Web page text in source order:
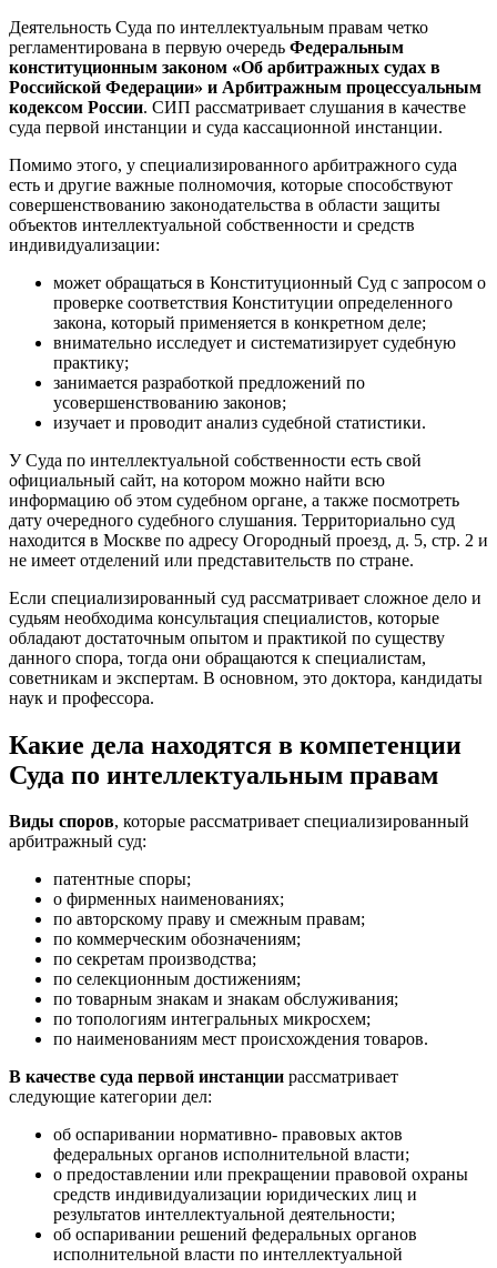
Деятельность Суда по интеллектуальным правам четко
регламентирована в первую очередь Федеральным
конституционным законом «Об арбитражных судах в
Российской Федерации» и Арбитражным процессуальным
кодексом России. СИП рассматривает слушания в качестве
суда первой инстанции и суда кассационной инстанции.
Помимо этого, у специализированного арбитражного суда
есть и другие важные полномочия, которые способствуют
совершенствованию законодательства в области защиты
объектов интеллектуальной собственности и средств
индивидуализации:
может обращаться в Конституционный Суд с запросом о
проверке соответствия Конституции определенного
закона, который применяется в конкретном деле;
внимательно исследует и систематизирует судебную
практику;
занимается разработкой предложений по
усовершенствованию законов;
изучает и проводит анализ судебной статистики.
У Суда по интеллектуальной собственности есть свой
официальный сайт, на котором можно найти всю
информацию об этом судебном органе, а также посмотреть
дату очередного судебного слушания. Территориально суд
находится в Москве по адресу Огородный проезд, д. 5, стр. 2 и
не имеет отделений или представительств по стране.
Если специализированный суд рассматривает сложное дело и
судьям необходима консультация специалистов, которые
обладают достаточным опытом и практикой по существу
данного спора, тогда они обращаются к специалистам,
советникам и экспертам. В основном, это доктора, кандидаты
наук и профессора.
Какие дела находятся в компетенции
Суда по интеллектуальным правам
Виды споров, которые рассматривает специализированный
арбитражный суд:
патентные споры;
о фирменных наименованиях;
по авторскому праву и смежным правам;
по коммерческим обозначениям;
по секретам производства;
по селекционным достижениям;
по товарным знакам и знакам обслуживания;
по топологиям интегральных микросхем;
по наименованиям мест происхождения товаров.
В качестве суда первой инстанции рассматривает
следующие категории дел:
об оспаривании нормативно- правовых актов
федеральных органов исполнительной власти;
о предоставлении или прекращении правовой охраны
средств индивидуализации юридических лиц и
результатов интеллектуальной деятельности;
об оспаривании решений федеральных органов
исполнительной власти по интеллектуальной